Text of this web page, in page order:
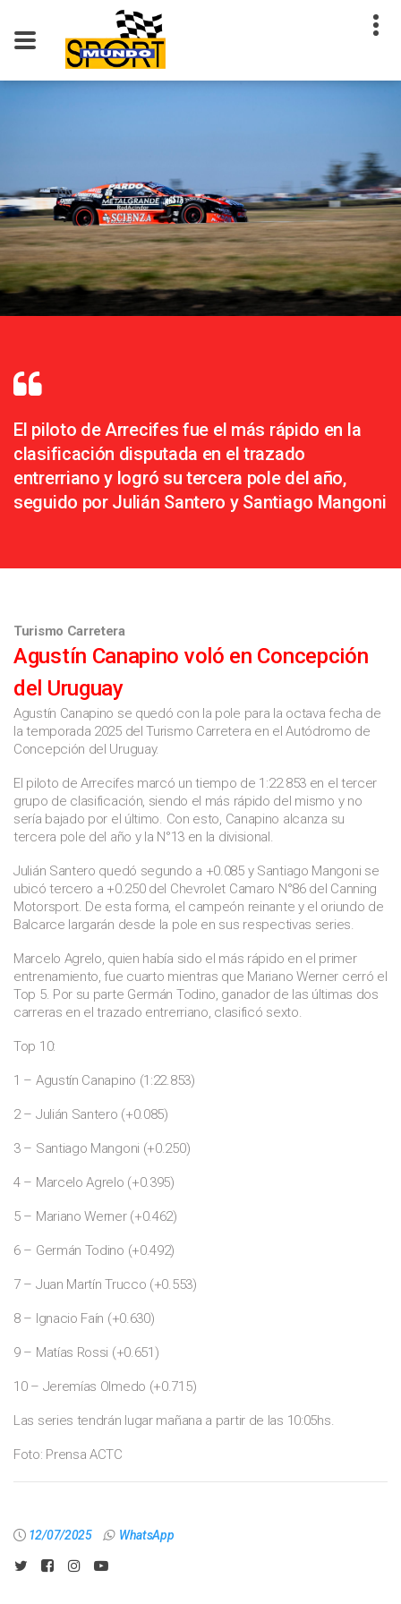
El piloto de Arrecifes fue el más rápido en la
clasificación disputada en el trazado
entrerriano y logró su tercera pole del año,
seguido por Julián Santero y Santiago Mangoni
Turismo Carretera
Agustín Canapino voló en Concepción
del Uruguay
Agustín Canapino se quedó con la pole para la octava fecha de
la temporada 2025 del Turismo Carretera en el Autódromo de
Concepción del Uruguay.
El piloto de Arrecifes marcó un tiempo de 1:22.853 en el tercer
grupo de clasificación, siendo el más rápido del mismo y no
sería bajado por el último. Con esto, Canapino alcanza su
tercera pole del año y la N°13 en la divisional.
Julián Santero quedó segundo a +0.085 y Santiago Mangoni se
ubicó tercero a +0.250 del Chevrolet Camaro N°86 del Canning
Motorsport. De esta forma, el campeón reinante y el oriundo de
Balcarce largarán desde la pole en sus respectivas series.
Marcelo Agrelo, quien había sido el más rápido en el primer
entrenamiento, fue cuarto mientras que Mariano Werner cerró el
Top 5. Por su parte Germán Todino, ganador de las últimas dos
carreras en el trazado entrerriano, clasificó sexto.
Top 10:
1 – Agustín Canapino (1:22.853)
2 – Julián Santero (+0.085)
3 – Santiago Mangoni (+0.250)
4 – Marcelo Agrelo (+0.395)
5 – Mariano Werner (+0.462)
6 – Germán Todino (+0.492)
7 – Juan Martín Trucco (+0.553)
8 – Ignacio Faín (+0.630)
9 – Matías Rossi (+0.651)
10 – Jeremías Olmedo (+0.715)
Las series tendrán lugar mañana a partir de las 10:05hs.
Foto: Prensa ACTC
12/07/2025 WhatsApp